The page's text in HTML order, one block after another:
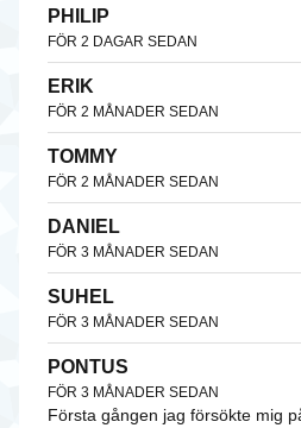
PHILIP
FÖR 2 DAGAR SEDAN
ERIK
FÖR 2 MÅNADER SEDAN
TOMMY
FÖR 2 MÅNADER SEDAN
DANIEL
FÖR 3 MÅNADER SEDAN
SUHEL
FÖR 3 MÅNADER SEDAN
PONTUS
FÖR 3 MÅNADER SEDAN
Första gången jag försökte mig